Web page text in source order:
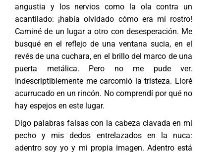
angustia y los nervios como la ola contra un
acantilado: ¡había olvidado cómo era mi rostro!
Caminé de un lugar a otro con desesperación. Me
busqué en el reflejo de una ventana sucia, en el
revés de una cuchara, en el brillo del marco de una
puerta metálica. Pero no me pude ver.
Indescriptiblemente me carcomió la tristeza. Lloré
acurrucado en un rincón. No comprendí por qué no
hay espejos en este lugar.
Digo palabras falsas con la cabeza clavada en mi
pecho y mis dedos entrelazados en la nuca:
adentro soy yo y mi propia imagen. Adentro está